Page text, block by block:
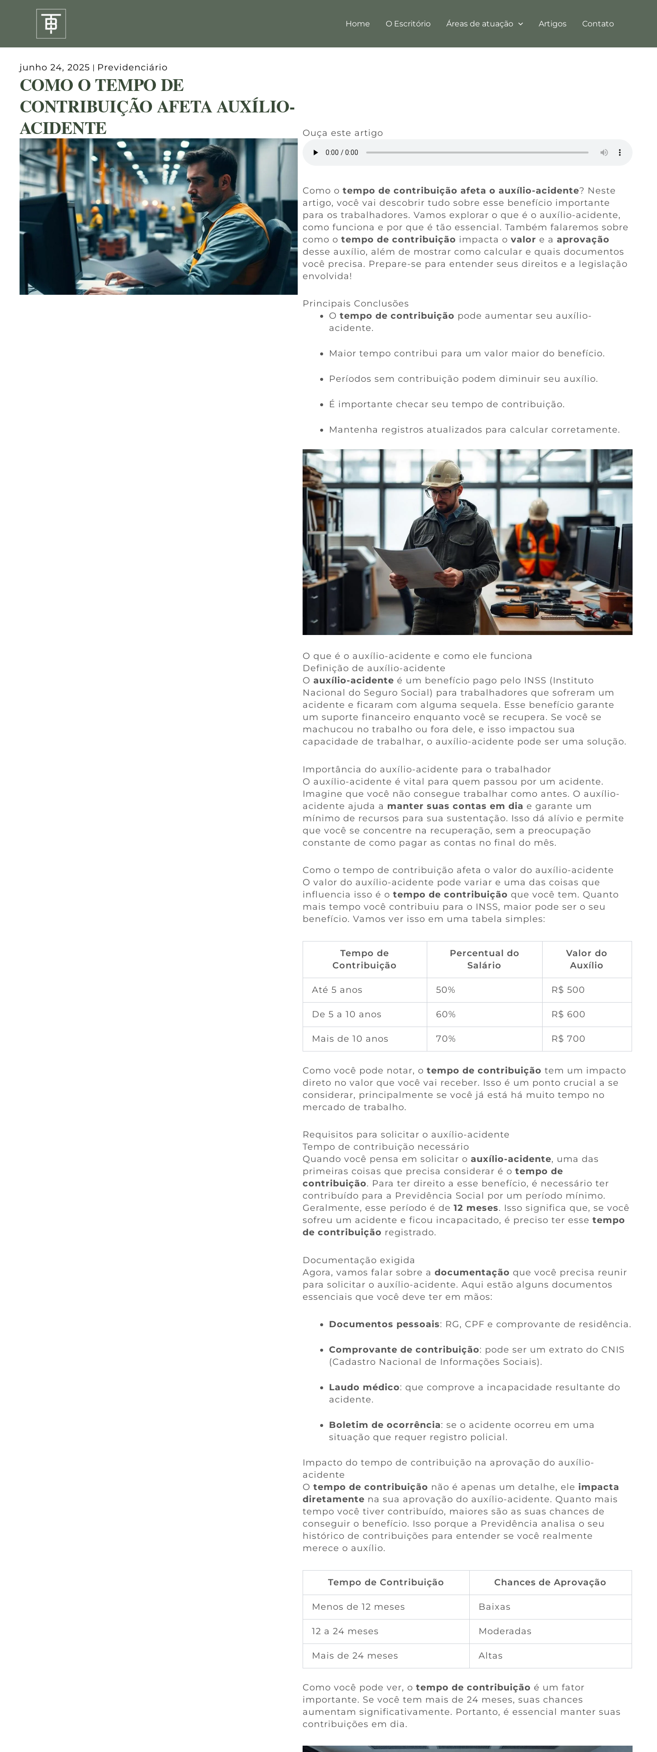
Home O Escritório Áreas de atuação Artigos Contato
junho 24, 2025 Previdenciário
COMO O TEMPO DE
CONTRIBUIÇÃO AFETA AUXÍLIO-
ACIDENTE
Ouça este artigo
Como o tempo de contribuição afeta o auxílio-acidente? Neste
artigo, você vai descobrir tudo sobre esse benefício importante
para os trabalhadores. Vamos explorar o que é o auxílio-acidente,
como funciona e por que é tão essencial. Também falaremos sobre
como o tempo de contribuição impacta o valor e a aprovação
desse auxílio, além de mostrar como calcular e quais documentos
você precisa. Prepare-se para entender seus direitos e a legislação
envolvida!
Principais Conclusões
O tempo de contribuição pode aumentar seu auxílio-
acidente.
Maior tempo contribui para um valor maior do benefício.
Períodos sem contribuição podem diminuir seu auxílio.
É importante checar seu tempo de contribuição.
Mantenha registros atualizados para calcular corretamente.
O que é o auxílio-acidente e como ele funciona
Definição de auxílio-acidente
O auxílio-acidente é um benefício pago pelo INSS (Instituto
Nacional do Seguro Social) para trabalhadores que sofreram um
acidente e ficaram com alguma sequela. Esse benefício garante
um suporte financeiro enquanto você se recupera. Se você se
machucou no trabalho ou fora dele, e isso impactou sua
capacidade de trabalhar, o auxílio-acidente pode ser uma solução.
Importância do auxílio-acidente para o trabalhador
O auxílio-acidente é vital para quem passou por um acidente.
Imagine que você não consegue trabalhar como antes. O auxílio-
acidente ajuda a manter suas contas em dia e garante um
mínimo de recursos para sua sustentação. Isso dá alívio e permite
que você se concentre na recuperação, sem a preocupação
constante de como pagar as contas no final do mês.
Como o tempo de contribuição afeta o valor do auxílio-acidente
O valor do auxílio-acidente pode variar e uma das coisas que
influencia isso é o tempo de contribuição que você tem. Quanto
mais tempo você contribuiu para o INSS, maior pode ser o seu
benefício. Vamos ver isso em uma tabela simples:
Tempo de
Contribuição
Percentual do
Salário
Valor do
Auxílio
Até 5 anos 50% R$ 500
De 5 a 10 anos 60% R$ 600
Mais de 10 anos 70% R$ 700
Como você pode notar, o tempo de contribuição tem um impacto
direto no valor que você vai receber. Isso é um ponto crucial a se
considerar, principalmente se você já está há muito tempo no
mercado de trabalho.
Requisitos para solicitar o auxílio-acidente
Tempo de contribuição necessário
Quando você pensa em solicitar o auxílio-acidente, uma das
primeiras coisas que precisa considerar é o tempo de
contribuição. Para ter direito a esse benefício, é necessário ter
contribuído para a Previdência Social por um período mínimo.
Geralmente, esse período é de 12 meses. Isso significa que, se você
sofreu um acidente e ficou incapacitado, é preciso ter esse tempo
de contribuição registrado.
Documentação exigida
Agora, vamos falar sobre a documentação que você precisa reunir
para solicitar o auxílio-acidente. Aqui estão alguns documentos
essenciais que você deve ter em mãos:
Documentos pessoais: RG, CPF e comprovante de residência.
Comprovante de contribuição: pode ser um extrato do CNIS
(Cadastro Nacional de Informações Sociais).
Laudo médico: que comprove a incapacidade resultante do
acidente.
Boletim de ocorrência: se o acidente ocorreu em uma
situação que requer registro policial.
Impacto do tempo de contribuição na aprovação do auxílio-
acidente
O tempo de contribuição não é apenas um detalhe, ele impacta
diretamente na sua aprovação do auxílio-acidente. Quanto mais
tempo você tiver contribuído, maiores são as suas chances de
conseguir o benefício. Isso porque a Previdência analisa o seu
histórico de contribuições para entender se você realmente
merece o auxílio.
Tempo de Contribuição Chances de Aprovação
Menos de 12 meses Baixas
12 a 24 meses Moderadas
Mais de 24 meses Altas
Como você pode ver, o tempo de contribuição é um fator
importante. Se você tem mais de 24 meses, suas chances
aumentam significativamente. Portanto, é essencial manter suas
contribuições em dia.